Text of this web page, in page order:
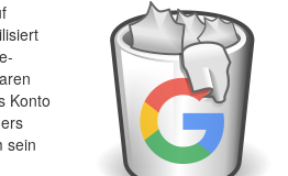
Konto
sein